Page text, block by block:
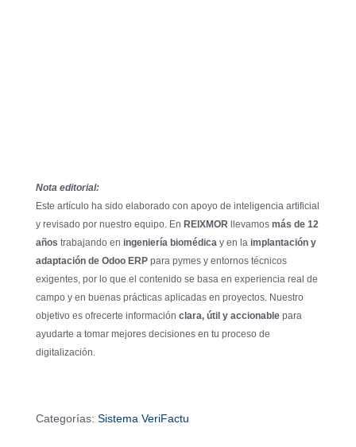
Nota editorial:
Este artículo ha sido elaborado con apoyo de inteligencia artificial
y revisado por nuestro equipo. En REIXMOR llevamos más de 12
años trabajando en ingeniería biomédicay en la implantación y
adaptación de Odoo ERPpara pymes y entornos técnicos
exigentes, por lo que el contenido se basa en experiencia real de
campo y en buenas prácticas aplicadas en proyectos. Nuestro
objetivo es ofrecerte información clara, útil y accionablepara
ayudarte a tomar mejores decisiones en tu proceso de
digitalización.
Categorías: Sistema VeriFactu